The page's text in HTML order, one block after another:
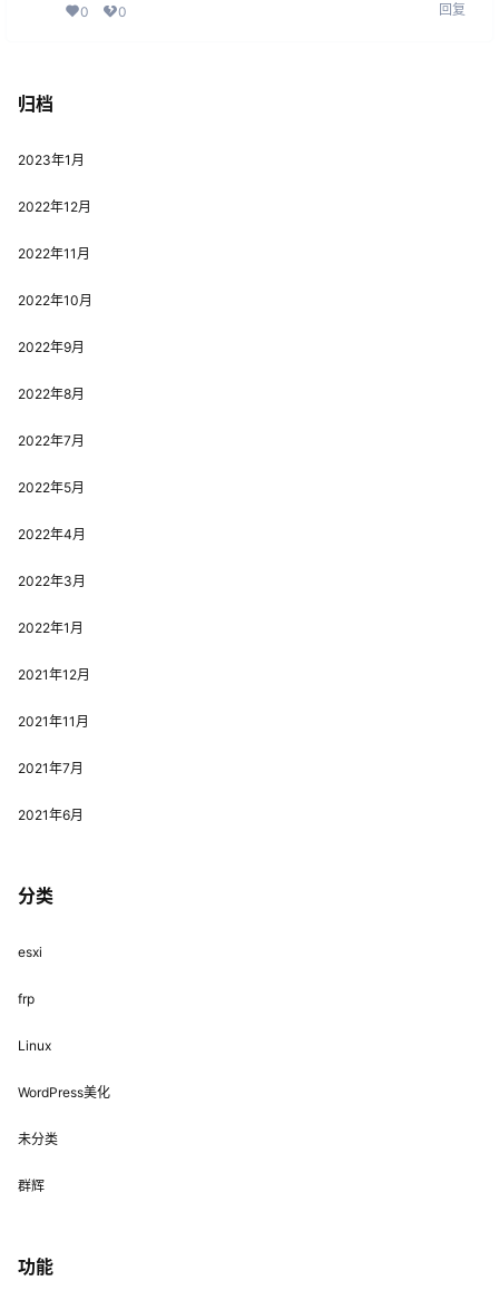
0 0 回复
归档
2023年1月
2022年12月
2022年11月
2022年10月
2022年9月
2022年8月
2022年7月
2022年5月
2022年4月
2022年3月
2022年1月
2021年12月
2021年11月
2021年7月
2021年6月
分类
esxi
frp
Linux
WordPress美化
未分类
群辉
功能